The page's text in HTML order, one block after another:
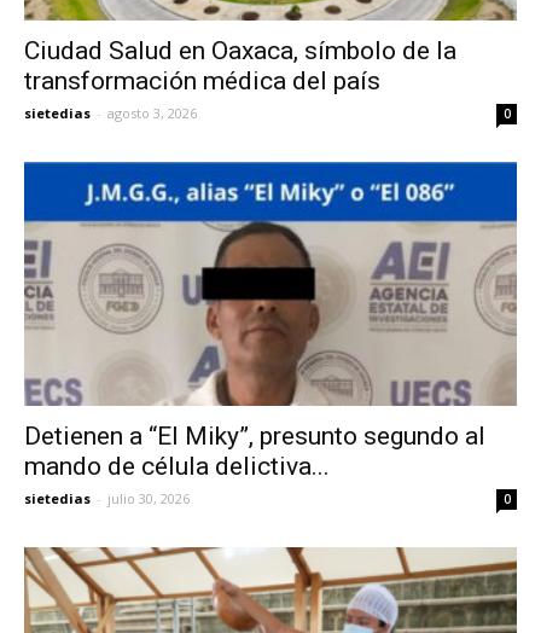
Ciudad Salud en Oaxaca, símbolo de la
transformación médica del país
sietedias - agosto 3, 2026 0
Detienen a “El Miky”, presunto segundo al
mando de célula delictiva...
sietedias - julio 30, 2026 0